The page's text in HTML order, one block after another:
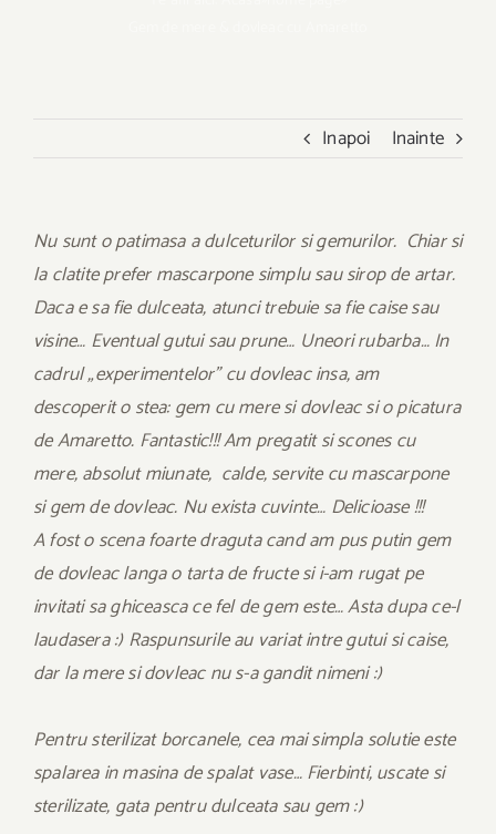
Inapoi Inainte
Nu sunt o patimasa a dulceturilor si gemurilor. Chiar si
la clatite prefer mascarpone simplu sau sirop de artar.
Daca e sa fie dulceata, atunci trebuie sa fie caise sau
visine… Eventual gutui sau prune… Uneori rubarba… In
cadrul „experimentelor” cu dovleac insa, am
descoperit o stea: gem cu mere si dovleac si o picatura
de Amaretto. Fantastic!!! Am pregatit si scones cu
mere, absolut miunate, calde, servite cu mascarpone
si gem de dovleac. Nu exista cuvinte… Delicioase !!!
A fost o scena foarte draguta cand am pus putin gem
de dovleac langa o tarta de fructe si i-am rugat pe
invitati sa ghiceasca ce fel de gem este… Asta dupa ce-l
laudasera :) Raspunsurile au variat intre gutui si caise,
dar la mere si dovleac nu s-a gandit nimeni :)
Pentru sterilizat borcanele, cea mai simpla solutie este
spalarea in masina de spalat vase… Fierbinti, uscate si
sterilizate, gata pentru dulceata sau gem :)